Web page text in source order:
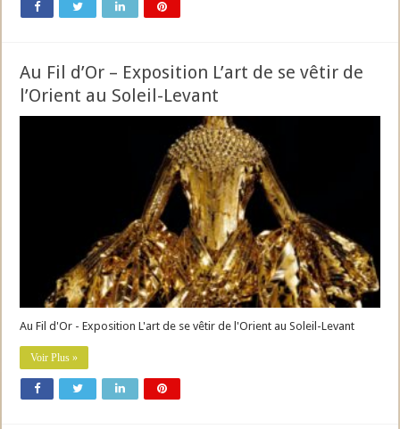
Au Fil d’Or – Exposition L’art de se vêtir de
l’Orient au Soleil-Levant
Au Fil d'Or - Exposition L'art de se vêtir de l'Orient au Soleil-Levant
Voir Plus »